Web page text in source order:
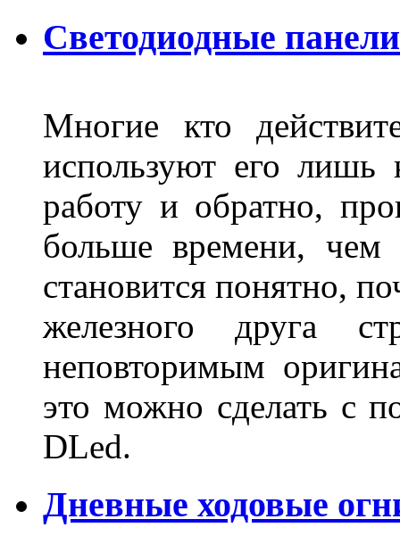
Светодиодные
Многие кто
используют его лишь
работу и обратно,
больше времени, чем
становится понятно,
железного друга
неповторимым
это можно сделать с
DLed.
Дневные ходовые